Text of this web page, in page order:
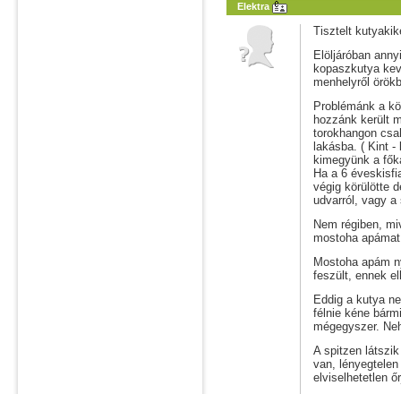
Elektra
Tisztelt
Elöljáróban
kopaszkutya
menhelyről
Problémánk a
hozzánk került
torokhangon
lakásba. ( Kint -
kimegyünk a
Ha a 6
végig körülötte
udvarról, vagy a
Nem régiben,
mostoha
Mostoha apám
feszült, ennek
Eddig a kutya
félnie kéne
mégegyszer.
A spitzen
van,
elviselhetetlen